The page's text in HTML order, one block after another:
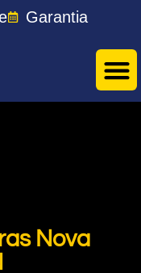
Garantia
Nova